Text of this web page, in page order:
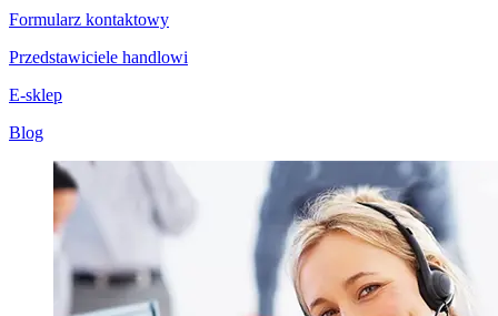
Formularz kontaktowy
Przedstawiciele handlowi
E-sklep
Blog